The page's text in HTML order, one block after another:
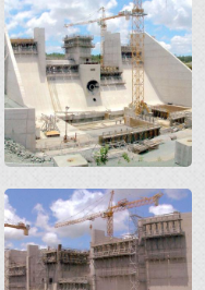
Open